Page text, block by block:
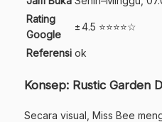
Rating
Google
± 4.5 ⭐⭐⭐⭐☆
Referensi ok
Konsep: Rustic Garden
Secara visual, Miss Bee